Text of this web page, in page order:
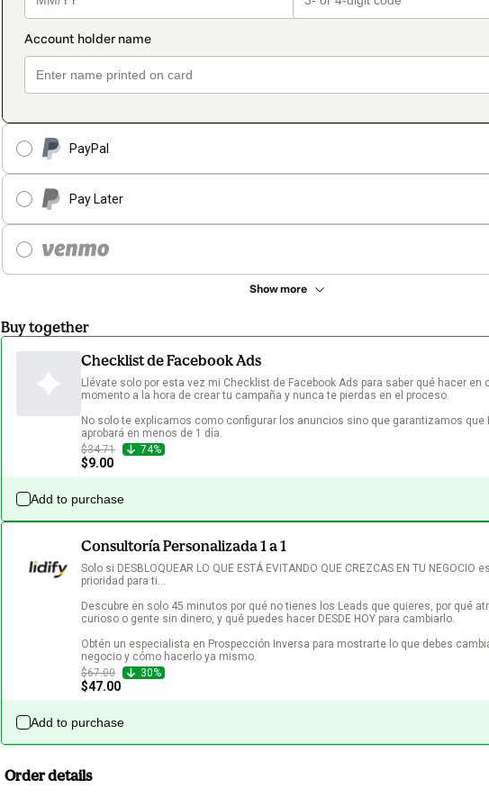
PayPal
Pay Later
Show more
Buy together
Checklist de Facebook Ads
Llévate solo por esta vez mi Checklist de Facebook Ads para saber qué hacer en
momento a la hora de crear tu campaña y nunca te pierdas en el proceso.
No solo te explicamos como configurar los anuncios sino que garantizamos que
aprobará en menos de 1 día.
$34.71
74%
$9.00
Add to purchase
Consultoría Personalizada 1 a 1
Solo si DESBLOQUEAR LO QUE ESTÁ EVITANDO QUE CREZCAS EN TU NEGOCIO
prioridad para ti...
Descubre en solo 45 minutos por qué no tienes los Leads que quieres, por qué
curioso o gente sin dinero, y qué puedes hacer DESDE HOY para cambiarlo.
Obtén un especialista en Prospección Inversa para mostrarte lo que debes
negocio y cómo hacerlo ya mismo.
$67.00
30%
$47.00
Add to purchase
Order details